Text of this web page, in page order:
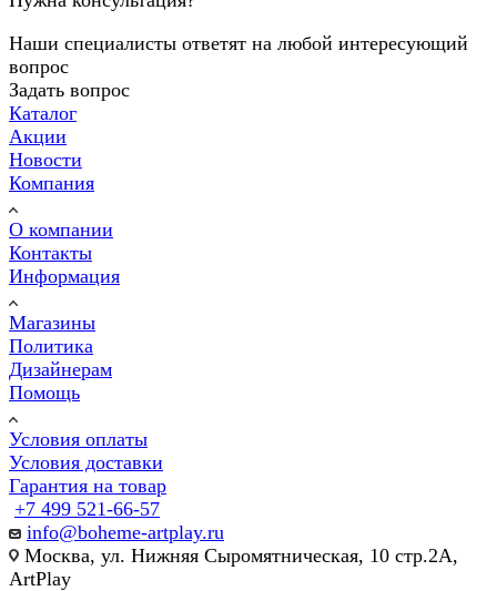
Наши специалисты ответят на любой интересующий
вопрос
Задать вопрос
Каталог
Акции
Новости
Компания
О компании
Контакты
Информация
Магазины
Политика
Дизайнерам
Помощь
Условия оплаты
Условия доставки
Гарантия на товар
+7 499 521-66-57
info@boheme-artplay.ru
Москва, ул. Нижняя Сыромятническая, 10 стр.2А,
ArtPlay